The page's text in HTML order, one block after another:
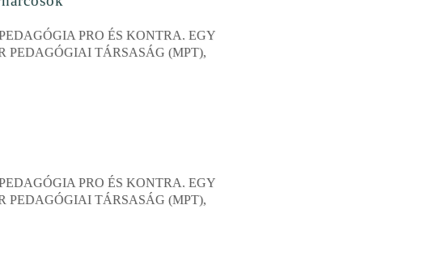
PRO ÉS KONTRA. EGY
PEDAGÓGIAI TÁRSASÁG (MPT),
PRO ÉS KONTRA. EGY
PEDAGÓGIAI TÁRSASÁG (MPT),